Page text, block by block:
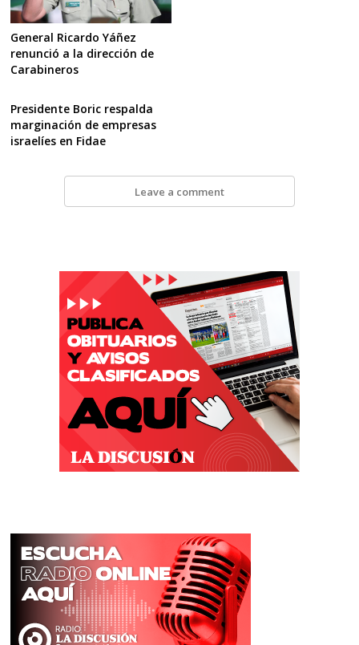
General Ricardo Yáñez
renunció a la dirección de
Carabineros
Presidente Boric respalda
marginación de empresas
israelíes en Fidae
Leave a comment